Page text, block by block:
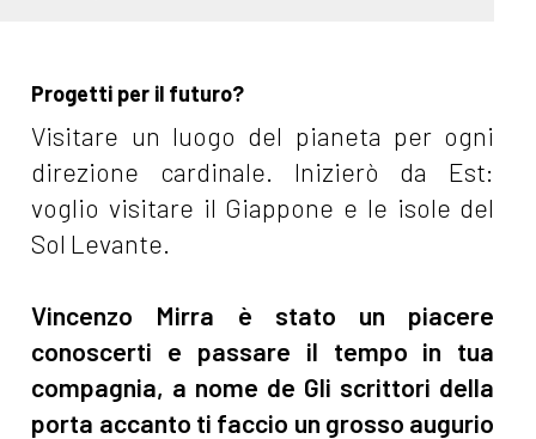
Progetti per il futuro?
Visitare un luogo del pianeta per ogni
direzione cardinale. Inizierò da Est:
voglio visitare il Giappone e le isole del
Sol Levante.
Vincenzo Mirra è stato un piacere
conoscerti e passare il tempo in tua
compagnia, a nome de Gli scrittori della
porta accanto ti faccio un grosso augurio